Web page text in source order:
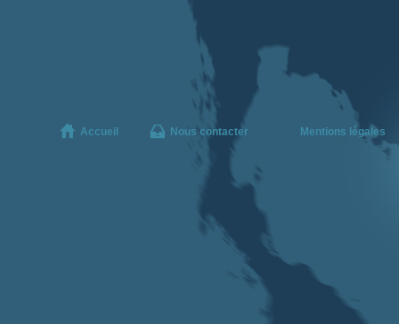
Accueil Nous contacter Mentions légales